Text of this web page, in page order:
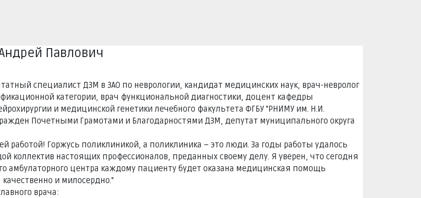
Павлович
специалист ДЗМ в ЗАО по неврологии, кандидат медицинских наук, врач-невролог
категории, врач функциональной диагностики, доцент кафедры
и медицинской генетики лечебного факультета ФГБУ "РНИМУ им. Н.И.
Почетными Грамотами и Благодарностями ДЗМ, депутат муниципального округа
работой! Горжусь поликлиникой, а поликлиника – это люди. За годы работы удалось
коллектив настоящих профессионалов, преданных своему делу. Я уверен, что сегодня
амбулаторного центра каждому пациенту будет оказана медицинская помощь
и милосердно."
врача: